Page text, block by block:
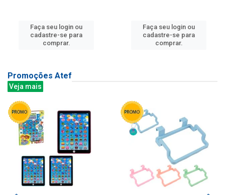
Faça seu login ou
cadastre-se para
comprar.
Faça seu login ou
cadastre-se para
comprar.
Promoções Atef
Veja mais